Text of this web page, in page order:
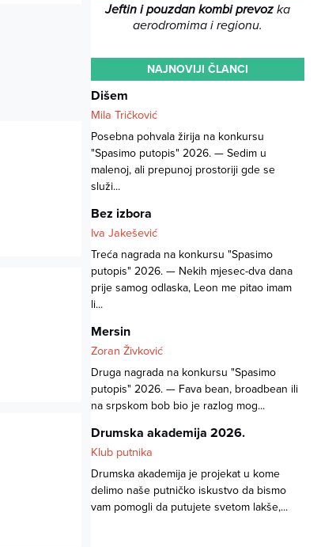
Jeftin i pouzdan kombi prevozka
aerodromima i regionu.
NAJNOVIJI ČLANCI
Dišem
Mila Tričković
Posebna pohvala žirija na konkursu
"Spasimo putopis" 2026. — Sedim u
malenoj, ali prepunoj prostoriji gde se
služi...
Bez izbora
Iva Jakešević
Treća nagrada na konkursu "Spasimo
putopis" 2026. — Nekih mjesec-dva dana
prije samog odlaska, Leon me pitao imam
li...
Mersin
Zoran Živković
Druga nagrada na konkursu "Spasimo
putopis" 2026. — Fava bean, broadbean ili
na srpskom bob bio je razlog mog...
Drumska akademija 2026.
Klub putnika
Drumska akademija je projekat u kome
delimo naše putničko iskustvo da bismo
vam pomogli da putujete svetom lakše,...